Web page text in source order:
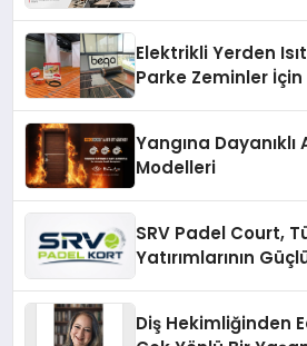
Elektrikli Yerden
Parke Zeminler İçin
Yangına Dayanıklı
Modelleri
SRV Padel Court,
Yatırımlarının
Diş Hekimliğinden